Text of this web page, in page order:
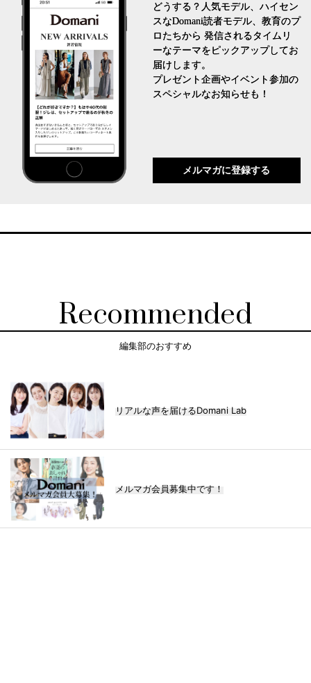
どうする？人気モデル、ハイセン
スなDomani読者モデル、教育のプ
ロたちから 発信されるタイムリ
ーなテーマをピックアップしてお
届けします。
プレゼント企画やイベント参加の
スペシャルなお知らせも！
メルマガに登録する
Recommended
編集部のおすすめ
リアルな声を届けるDomani Lab
メルマガ会員募集中です！